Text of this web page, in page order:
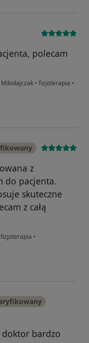
polecam
• fizjoterapia •
z
do pacjenta.
skuteczne
z całą
fizjoterapia •
doktor bardzo